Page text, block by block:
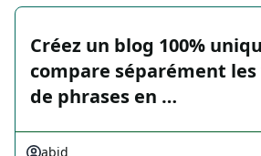
Créez un blog 100%
compare séparément
de phrases en …
abid